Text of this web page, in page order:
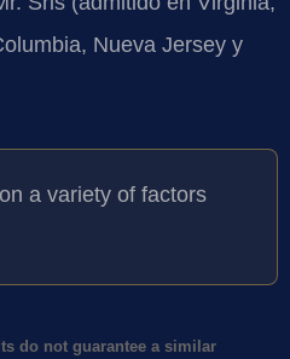
Nueva Jersey y
a variety of factors
do not guarantee a similar